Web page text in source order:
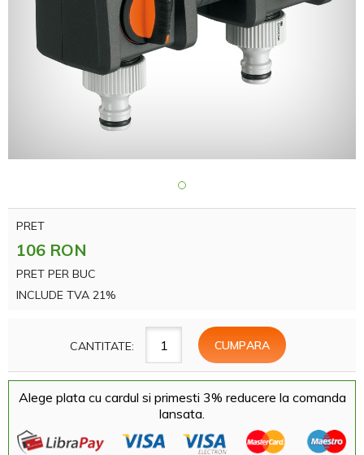
PRET
106 RON
PRET PER BUC
INCLUDE TVA 21%
CANTITATE:
Alege plata cu cardul si primesti 3% reducere la comanda
lansata.